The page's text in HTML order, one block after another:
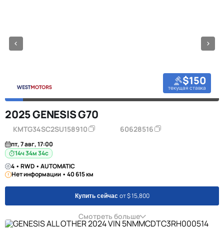
$150
текущая ставка
2025 GENESIS G70
KMTG34SC2SU158910 60628516
пт, 7 авг, 17:00
14ч 34м 34с
4 • RWD • AUTOMATIC
Нет информации • 40 615 км
Купить сейчас от $ 15,800
Смотреть больше